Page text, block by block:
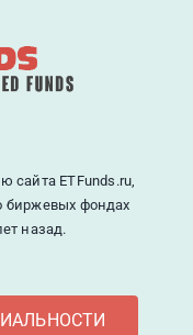
сайта ETFunds.ru,
биржевых фондах
назад.